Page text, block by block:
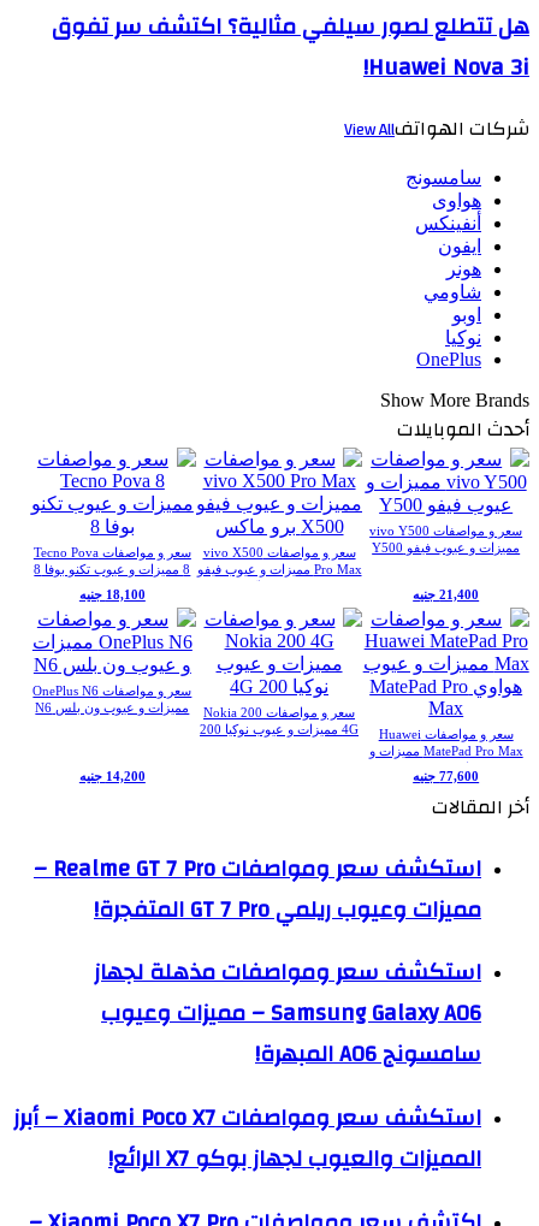
هل تتطلع لصور سيلفي مثالية؟ اكتشف سر تفوق
Huawei Nova 3i!
شركات الهواتفView All
سامسونج
هواوى
أنفينكس
ايفون
هونر
شاومي
اوبو
نوكيا
OnePlus
Show More Brands
أحدث الموبايلات
سعر و مواصفات vivo Y500
مميزات و عيوب فيفو Y500
21,400 جنيه
سعر و مواصفات vivo X500
Pro Max مميزات و عيوب فيفو
سعر و مواصفات Tecno Pova
8 مميزات و عيوب تكنو بوفا 8
18,100 جنيه
سعر و مواصفات Huawei
MatePad Pro Max مميزات و
Max
77,600 جنيه
سعر و مواصفات Nokia 200
4G مميزات و عيوب نوكيا 200
سعر و مواصفات OnePlus N6
مميزات و عيوب ون بلس N6
14,200 جنيه
أخر المقالات
استكشف سعر ومواصفات Realme GT 7 Pro –
مميزات وعيوب ريلمي GT 7 Pro المتفجرة!
استكشف سعر ومواصفات مذهلة لجهاز
Samsung Galaxy A06 – مميزات وعيوب
سامسونج A06 المبهرة!
استكشف سعر ومواصفات Xiaomi Poco X7 – أبرز
المميزات والعيوب لجهاز بوكو X7 الرائع!